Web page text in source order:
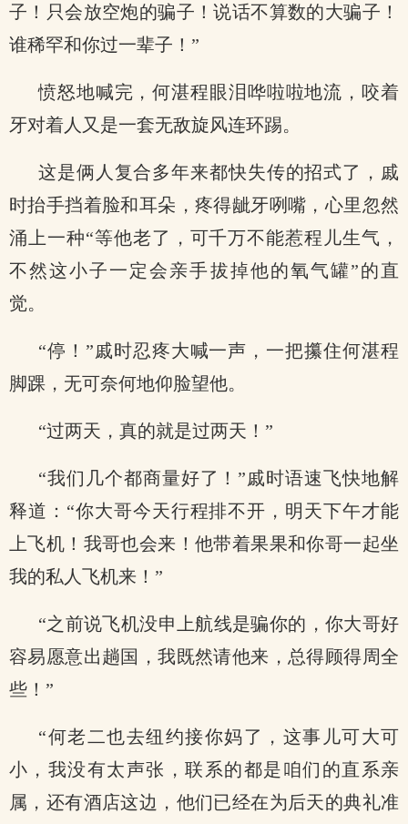
子！只会放空炮的骗子！说话不算数的大骗子！
谁稀罕和你过一辈子！”
愤怒地喊完，何湛程眼泪哗啦啦地流，咬着
牙对着人又是一套无敌旋风连环踢。
这是俩人复合多年来都快失传的招式了，戚
时抬手挡着脸和耳朵，疼得龇牙咧嘴，心里忽然
涌上一种“等他老了，可千万不能惹程儿生气，
不然这小子一定会亲手拔掉他的氧气罐”的直
觉。
“停！”戚时忍疼大喊一声，一把攥住何湛程
脚踝，无可奈何地仰脸望他。
“过两天，真的就是过两天！”
“我们几个都商量好了！”戚时语速飞快地解
释道：“你大哥今天行程排不开，明天下午才能
上飞机！我哥也会来！他带着果果和你哥一起坐
我的私人飞机来！”
“之前说飞机没申上航线是骗你的，你大哥好
容易愿意出趟国，我既然请他来，总得顾得周全
些！”
“何老二也去纽约接你妈了，这事儿可大可
小，我没有太声张，联系的都是咱们的直系亲
属，还有酒店这边，他们已经在为后天的典礼准